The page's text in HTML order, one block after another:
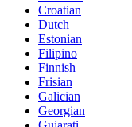
Croatian
Dutch
Estonian
Filipino
Finnish
Frisian
Galician
Georgian